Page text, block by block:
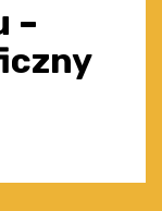
–